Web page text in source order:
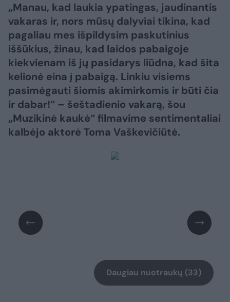
„Manau, kad laukia ypatingas, jaudinantis
vakaras ir, nors mūsų dalyviai tikina, kad
pagaliau mes išpildysim paskutinius
iššūkius, žinau, kad laidos pabaigoje
kiekvienam iš jų pasidarys liūdna, kad šita
kelionė eina į pabaigą. Linkiu visiems
pasimėgauti šiomis akimirkomis ir būti čia
ir dabar!“ – šeštadienio vakarą, šou
„Muzikinė kaukė“ filmavime sentimentaliai
kalbėjo aktorė Toma Vaškevičiūtė.
Daugiau nuotraukų (33)